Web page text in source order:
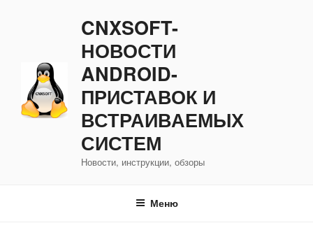
CNXSOFT-
НОВОСТИ
ANDROID-
ПРИСТАВОК И
ВСТРАИВАЕМЫХ
СИСТЕМ
Новости, инструкции, обзоры
Меню